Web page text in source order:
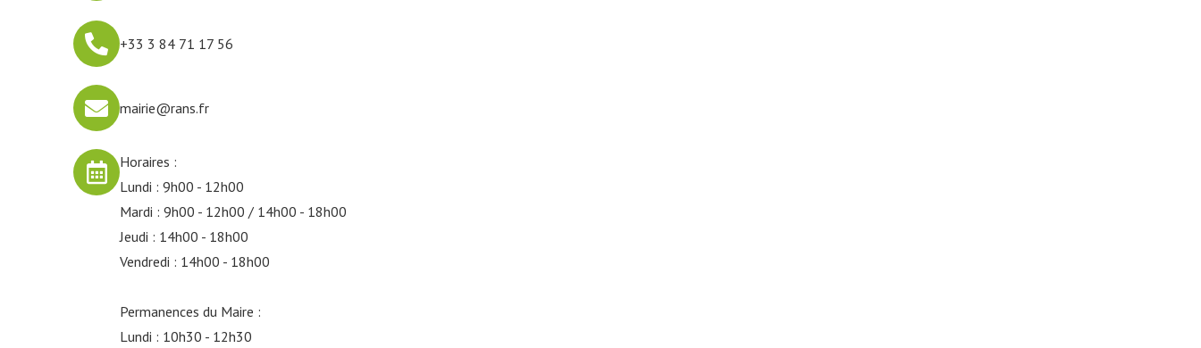
+33 3 84 71 17 56
mairie@rans.fr
Horaires :
Lundi : 9h00 - 12h00
Mardi : 9h00 - 12h00 / 14h00 - 18h00
Jeudi : 14h00 - 18h00
Vendredi : 14h00 - 18h00
Permanences du Maire :
Lundi : 10h30 - 12h30